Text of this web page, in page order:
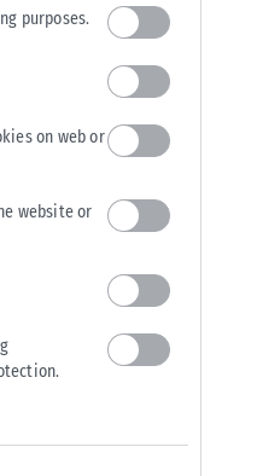
purposes.
on web or
website or